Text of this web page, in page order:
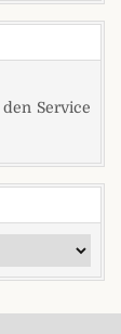
Service